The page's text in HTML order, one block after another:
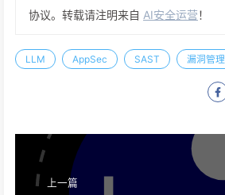
协议。转载请注明来自 AI安全运营！
LLM AppSec SAST 漏洞管理
上一篇